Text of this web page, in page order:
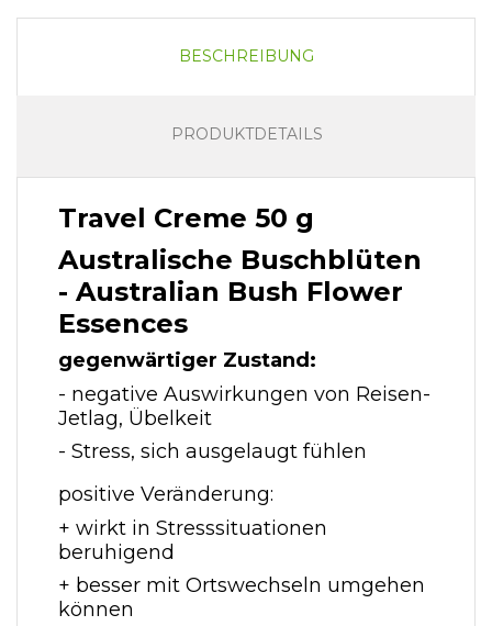
BESCHREIBUNG
PRODUKTDETAILS
Travel Creme 50 g
Australische Buschblüten
- Australian Bush Flower
Essences
gegenwärtiger Zustand:
- negative Auswirkungen von Reisen-
Jetlag, Übelkeit
- Stress, sich ausgelaugt fühlen
positive Veränderung:
+ wirkt in Stresssituationen
beruhigend
+ besser mit Ortswechseln umgehen
können